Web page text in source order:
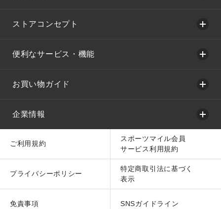
ストアコンセプト
便利なサービス・機能
お買い物ガイド
企業情報
ご利用規約
スポーツマイル会員
サービス利用規約
プライバシーポリシー
特定商取引法に基づく
表示
免責事項 SNSガイドライン